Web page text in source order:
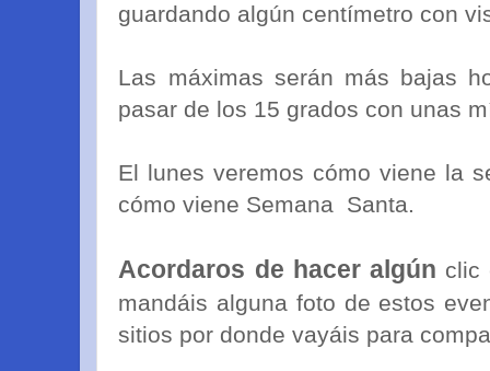
guardando algún centímetro con
Las máximas serán más bajas
pasar de los 15 grados con unas
El lunes veremos cómo viene la
cómo viene Semana Santa.
Acordaros de hacer algún clic
mandáis alguna foto de estos
sitios por donde vayáis para